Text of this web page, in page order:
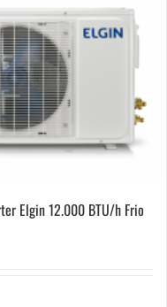
Elgin 12.000 BTU/h Frio